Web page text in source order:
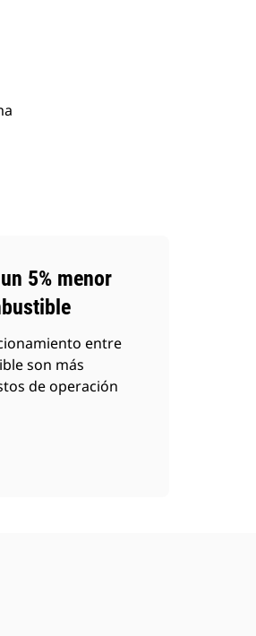
5% menor
entre
son más
de operación